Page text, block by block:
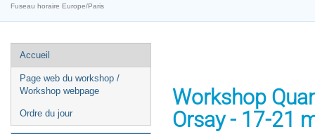
Fuseau horaire Europe/Paris
Menu
de
l'événement
Accueil
Page web du workshop /
Workshop webpage
Ordre du jour
Workshop
Orsay - 17-21